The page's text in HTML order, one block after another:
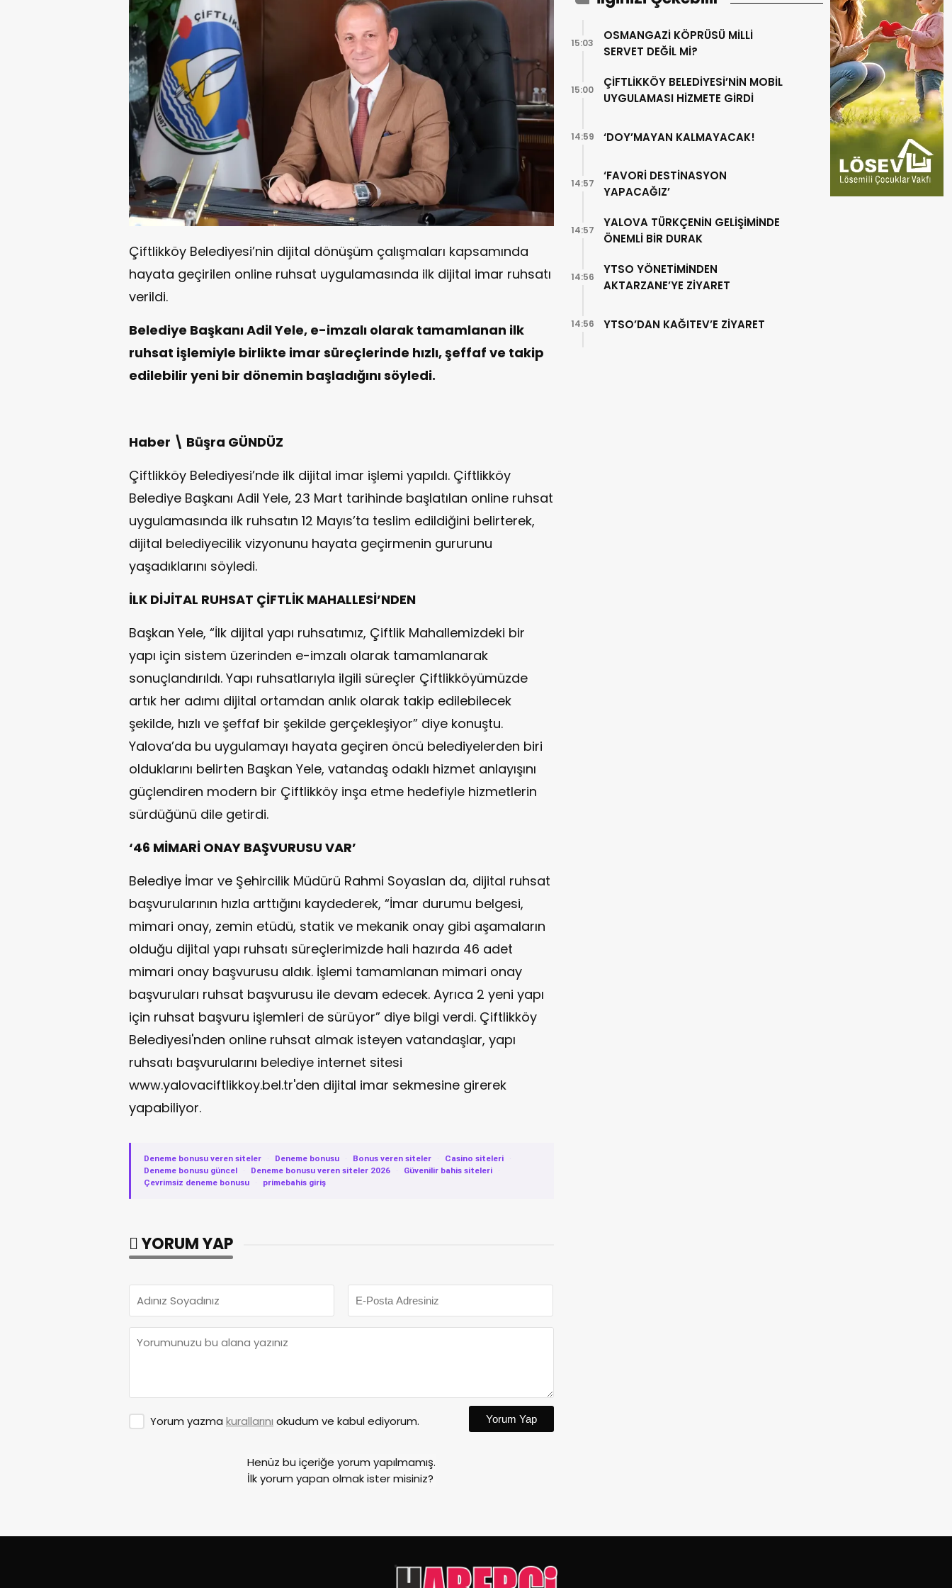
Çiftlikköy Belediyesi’nin dijital dönüşüm çalışmaları kapsamında
hayata geçirilen online ruhsat uygulamasında ilk dijital imar ruhsatı
verildi.
Belediye Başkanı Adil Yele, e-imzalı olarak tamamlanan ilk
ruhsat işlemiyle birlikte imar süreçlerinde hızlı, şeffaf ve takip
edilebilir yeni bir dönemin başladığını söyledi.
Haber \ Büşra GÜNDÜZ
Çiftlikköy Belediyesi’nde ilk dijital imar işlemi yapıldı. Çiftlikköy
Belediye Başkanı Adil Yele, 23 Mart tarihinde başlatılan online ruhsat
uygulamasında ilk ruhsatın 12 Mayıs’ta teslim edildiğini belirterek,
dijital belediyecilik vizyonunu hayata geçirmenin gururunu
yaşadıklarını söyledi.
İLK DİJİTAL RUHSAT ÇİFTLİK MAHALLESİ’NDEN
Başkan Yele, “İlk dijital yapı ruhsatımız, Çiftlik Mahallemizdeki bir
yapı için sistem üzerinden e-imzalı olarak tamamlanarak
sonuçlandırıldı. Yapı ruhsatlarıyla ilgili süreçler Çiftlikköyümüzde
artık her adımı dijital ortamdan anlık olarak takip edilebilecek
şekilde, hızlı ve şeffaf bir şekilde gerçekleşiyor” diye konuştu.
Yalova’da bu uygulamayı hayata geçiren öncü belediyelerden biri
olduklarını belirten Başkan Yele, vatandaş odaklı hizmet anlayışını
güçlendiren modern bir Çiftlikköy inşa etme hedefiyle hizmetlerin
sürdüğünü dile getirdi.
‘46 MİMARİ ONAY BAŞVURUSU VAR’
Belediye İmar ve Şehircilik Müdürü Rahmi Soyaslan da, dijital ruhsat
başvurularının hızla arttığını kaydederek, “İmar durumu belgesi,
mimari onay, zemin etüdü, statik ve mekanik onay gibi aşamaların
olduğu dijital yapı ruhsatı süreçlerimizde hali hazırda 46 adet
mimari onay başvurusu aldık. İşlemi tamamlanan mimari onay
başvuruları ruhsat başvurusu ile devam edecek. Ayrıca 2 yeni yapı
için ruhsat başvuru işlemleri de sürüyor” diye bilgi verdi. Çiftlikköy
Belediyesi'nden online ruhsat almak isteyen vatandaşlar, yapı
ruhsatı başvurularını belediye internet sitesi
www.yalovaciftlikkoy.bel.tr'den dijital imar sekmesine girerek
yapabiliyor.
Deneme bonusu veren siteler · Deneme bonusu · Bonus veren siteler · Casino siteleri
·
Deneme bonusu güncel
· Deneme bonusu veren siteler 2026 · Güvenilir bahis siteleri
·
Çevrimsiz deneme bonusu
· primebahis giriş
YORUM YAP
Yorum yazma kurallarını okudum ve kabul ediyorum. Yorum Yap
Henüz bu içeriğe yorum yapılmamış.
İlk yorum yapan olmak ister misiniz?
OSMANGAZİ KÖPRÜSÜ MİLLİ
SERVET DEĞİL Mİ?
15:03
ÇİFTLİKKÖY BELEDİYESİ’NİN MOBİL
UYGULAMASI HİZMETE GİRDİ
15:00
‘DOY’MAYAN KALMAYACAK!
14:59
‘FAVORİ DESTİNASYON
YAPACAĞIZ’
14:57
YALOVA TÜRKÇENİN GELİŞİMİNDE
ÖNEMLİ BİR DURAK
14:57
YTSO YÖNETİMİNDEN
AKTARZANE’YE ZİYARET
14:56
YTSO’DAN KAĞITEV’E ZİYARET
14:56